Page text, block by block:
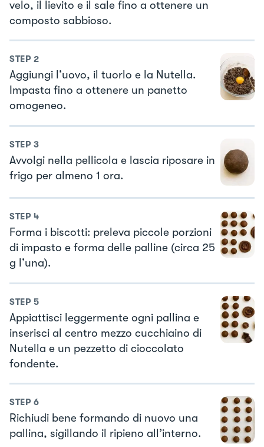
velo, il lievito e il sale fino a ottenere un
composto sabbioso.
STEP 2
Aggiungi l’uovo, il tuorlo e la Nutella.
Impasta fino a ottenere un panetto
omogeneo.
STEP 3
Avvolgi nella pellicola e lascia riposare in
frigo per almeno 1 ora.
STEP 4
Forma i biscotti: preleva piccole porzioni
di impasto e forma delle palline (circa 25
g l’una).
STEP 5
Appiattisci leggermente ogni pallina e
inserisci al centro mezzo cucchiaino di
Nutella e un pezzetto di cioccolato
fondente.
STEP 6
Richiudi bene formando di nuovo una
pallina, sigillando il ripieno all’interno.